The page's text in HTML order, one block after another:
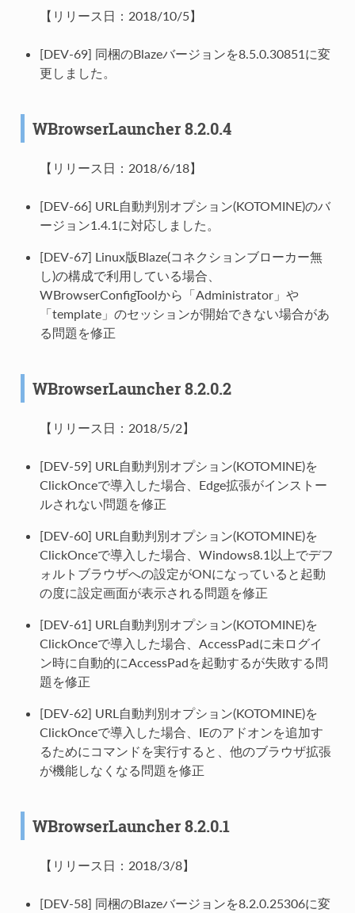
【リリース日：2018/10/5】
[DEV-69] 同梱のBlazeバージョンを8.5.0.30851に変
更しました。
WBrowserLauncher 8.2.0.4
【リリース日：2018/6/18】
[DEV-66] URL自動判別オプション(KOTOMINE)のバ
ージョン1.4.1に対応しました。
[DEV-67] Linux版Blaze(コネクションブローカー無
し)の構成で利用している場合、
WBrowserConfigToolから「Administrator」や
「template」のセッションが開始できない場合があ
る問題を修正
WBrowserLauncher 8.2.0.2
【リリース日：2018/5/2】
[DEV-59] URL自動判別オプション(KOTOMINE)を
ClickOnceで導入した場合、Edge拡張がインストー
ルされない問題を修正
[DEV-60] URL自動判別オプション(KOTOMINE)を
ClickOnceで導入した場合、Windows8.1以上でデフ
ォルトブラウザへの設定がONになっていると起動
の度に設定画面が表示される問題を修正
[DEV-61] URL自動判別オプション(KOTOMINE)を
ClickOnceで導入した場合、AccessPadに未ログイ
ン時に自動的にAccessPadを起動するが失敗する問
題を修正
[DEV-62] URL自動判別オプション(KOTOMINE)を
ClickOnceで導入した場合、IEのアドオンを追加す
るためにコマンドを実行すると、他のブラウザ拡張
が機能しなくなる問題を修正
WBrowserLauncher 8.2.0.1
【リリース日：2018/3/8】
[DEV-58] 同梱のBlazeバージョンを8.2.0.25306に変